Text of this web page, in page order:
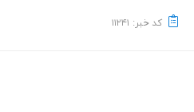
کد خبر: ۱۱۲۴۱